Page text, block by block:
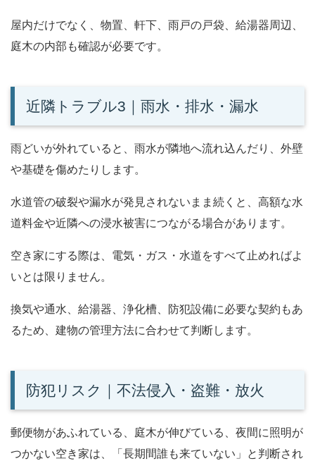
屋内だけでなく、物置、軒下、雨戸の戸袋、給湯器周辺、
庭木の内部も確認が必要です。
近隣トラブル3｜雨水・排水・漏水
雨どいが外れていると、雨水が隣地へ流れ込んだり、外壁
や基礎を傷めたりします。
水道管の破裂や漏水が発見されないまま続くと、高額な水
道料金や近隣への浸水被害につながる場合があります。
空き家にする際は、電気・ガス・水道をすべて止めればよ
いとは限りません。
換気や通水、給湯器、浄化槽、防犯設備に必要な契約もあ
るため、建物の管理方法に合わせて判断します。
防犯リスク｜不法侵入・盗難・放火
郵便物があふれている、庭木が伸びている、夜間に照明が
つかない空き家は、「長期間誰も来ていない」と判断され